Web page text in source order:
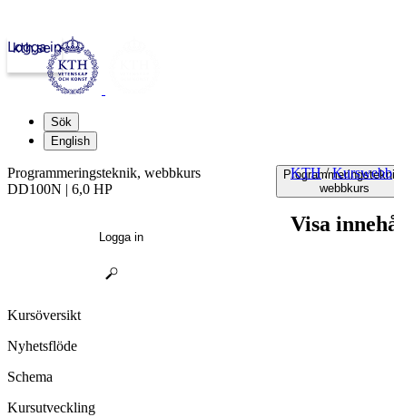
kth.se
Logga in
Sök
English
webbkurs
KTH / Kurswebb
Visa
Programmeringsteknik, webbkurs
DD100N | 6,0 HP
Logga in
Kursöversikt
Nyhetsflöde
Schema
Kursutveckling